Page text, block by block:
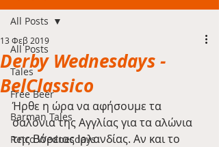
All Posts
Tales
Free Beer
Barman Tales
Retro Wednesdays
All Posts
Derby Wednesdays -
BelClassico
13 Φεβ 2019
Ήρθε η ώρα να αφήσουμε τα
σαλόνια της Αγγλίας για τα αλώνια
της Βόρειας Ιρλανδίας. Αν και το